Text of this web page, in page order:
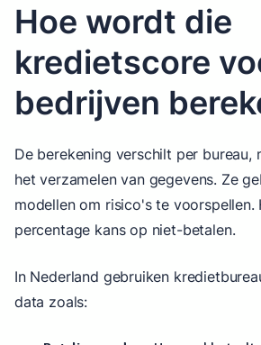
Hoe wordt die
kredietscore
bedrijven
De berekening verschilt per bureau,
het verzamelen van gegevens. Ze
modellen om risico's te voorspellen.
percentage kans op niet-betalen.
In Nederland gebruiken
data zoals: